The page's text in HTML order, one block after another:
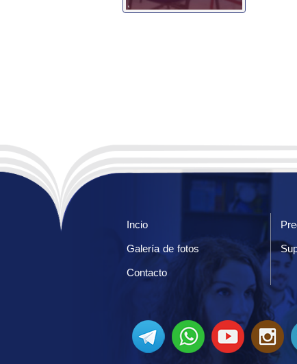
Incio
Galería de fotos
Contacto